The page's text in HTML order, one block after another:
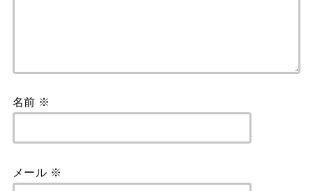
名前 ※
メール ※